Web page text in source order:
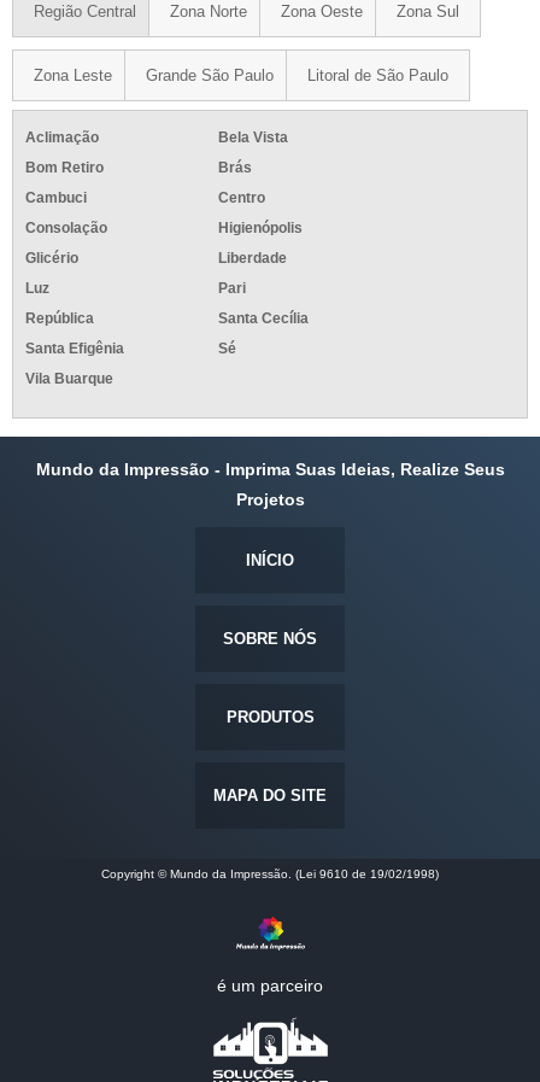
Região Central Zona Norte Zona Oeste Zona Sul
Zona Leste Grande São Paulo Litoral de São Paulo
Aclimação
Bela Vista
Bom Retiro
Brás
Cambuci
Centro
Consolação
Higienópolis
Glicério
Liberdade
Luz
Pari
República
Santa Cecília
Santa Efigênia
Sé
Vila Buarque
Mundo da Impressão - Imprima Suas Ideias, Realize Seus
Projetos
INÍCIO
SOBRE NÓS
PRODUTOS
MAPA DO SITE
Copyright © Mundo da Impressão. (Lei 9610 de 19/02/1998)
é um parceiro